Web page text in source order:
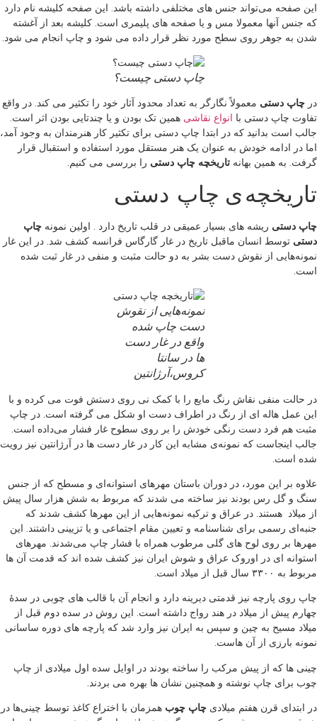
این صفحه می‌تواند جنس های مختلفی داشته باشد. این صفحه کلیشه نام دارد
که جنس آنها معمولا مس و یا صفحه های پلیمری است. کلیشه بعد از آغشته
شدن به جوهر روی سطح مورد نظر قرار داده می شود و چاپ انجام می شود.
چاپ دستی چیست؟
در چاپ دستی معمولاً نگارگر به تعداد محدود آثار خود را تکثیر می کند. در واقع
تفاوت چاپ دستی با انواع نقاشی همین تک بودن و یا چندتایی بودن اثر است.
جالب است بدانید که در ابتدا چاپ دستی برای تکثیر کار هنرمندان به وجود آمد،
اما در ادامه خودش به عنوان یک هنر مستقل مورد استفاده و استقبال قرار
گرفت. به همین بهانه تاریخچه چاپ دستی را بررسی می کنیم.
تاریخچه ی چاپ دستی
چاپ دستی ریشه های بسیار عمیقی در قلب تاریخ دارد . اولین نمونه چاپ
دستی توسط انسان ماقبل تاریخ در غار گارگاس فرانسه کشف شد. در این غار
نمونه‌هایی از نقوش دست بشر به دو حالت مثبت و منفی در غار ثبت شده
است.
نمونه‌هایی از نقوش
دست چاپ شده
واقع در غار دست
ها در سانتا
کروس،آرژانتین
در حالت منفی نقاش رنگ مایع را با کمک نی روی دستش فوت می کرده و با
اين عمل هاله ای از رنگ در اطراف دست او شکل می گرفته است. در چاپ
مثبت هم فرد دست رنگی خودش را بر روی سطوح غار فشار می‌داده است.
جالب اینجاست که نمونه‌ی مشابه این کار در غار دست ها در آرژانتین نیز رویت
شده است.
علاوه بر این مورد، در دوران باستان مهرهای استوانه‌‌ای و مسطح که از جنس
سنگ و گل رس بودند نیز ساخته می شدند که مربوط به شش هزار سال پيش
از ميلاد هستند. در عراق و ترکیه نمونه‌هایی از این مهرها کشف شدند که
جنبه‌ای رسمی برای شناسنامه و تعیین مقام اجتماعی و یا تزیینی داشتند. این
مهرها بر روی لوح های گلی مرطوب همراه با فشار چاپ می‌شدند. مهرهای
استوانه ای در اوروک عراق و شوش ايران نیز کشف شده اند که قدمت آن ها
مربوط به ٣٣٠٠ سال قبل از ميلاد است.
چاپ روی پارچه نیز قدمتی دیرینه دارد و انجام آن با قالب های چوبی در سدۀ
چهارم پيش از ميلاد در هند رواج داشته است. اين روش در سده دوم قبل از
ميلاد مسیح به چين و سپس به ايران نیز وارد شد که پارچه های دوره ساسانی
نمونه بارزی از آن هاست.
چینی ها که از پیش مرکب را ساخته بودند در اوایل سده اول میلادی از چاپ
چوب برای چاپ نوشته و همچنین نشان ها بهره می بردند.
در ابتدای قرن هفتم میلادی چاپ چوب همزمان با اختراع کاغذ توسط چینی‌ها در